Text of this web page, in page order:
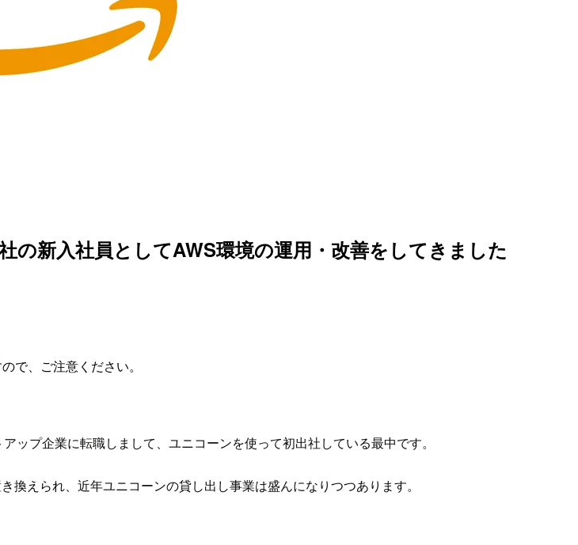
新入社員としてAWS環境の運用・改善をしてきました
で、ご注意ください。
プ企業に転職しまして、ユニコーンを使って初出社している最中です。
えられ、近年ユニコーンの貸し出し事業は盛んになりつつあります。